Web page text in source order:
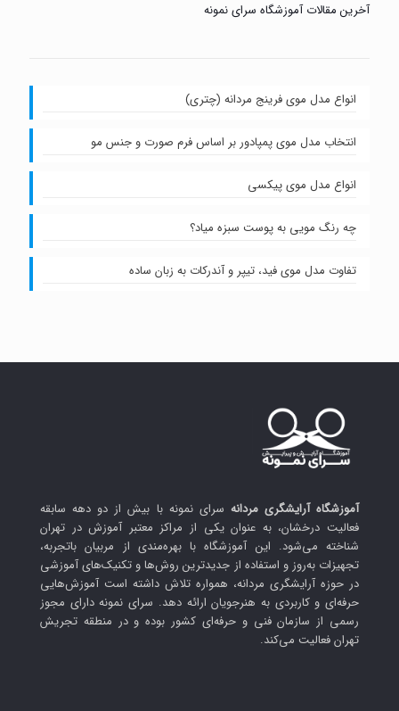
آخرین مقالات آموزشگاه سرای نمونه
انواع مدل موی فرینج مردانه (چتری)
انتخاب مدل موی پمپادور بر اساس فرم صورت و جنس مو
انواع مدل موی پیکسی
چه رنگ مویی به پوست سبزه میاد؟
تفاوت مدل موی فید، تیپر و آندرکات به زبان ساده
آموزشگاه آرایشگری مردانه سرای نمونه با بیش از دو دهه سابقه
فعالیت درخشان، به عنوان یکی از مراکز معتبر آموزش در تهران
شناخته می‌شود. این آموزشگاه با بهره‌مندی از مربیان باتجربه،
تجهیزات به‌روز و استفاده از جدیدترین روش‌ها و تکنیک‌های آموزشی
در حوزه آرایشگری مردانه، همواره تلاش داشته است آموزش‌هایی
حرفه‌ای و کاربردی به هنرجویان ارائه دهد. سرای نمونه دارای مجوز
رسمی از سازمان فنی و حرفه‌ای کشور بوده و در منطقه تجریش
تهران فعالیت می‌کند.